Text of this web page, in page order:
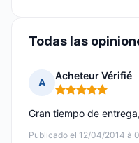
Todas las
A
Acheteur Vérifié
Nota: 5 de 5
Publicado el 12/04/2014 à
Gran tiempo de